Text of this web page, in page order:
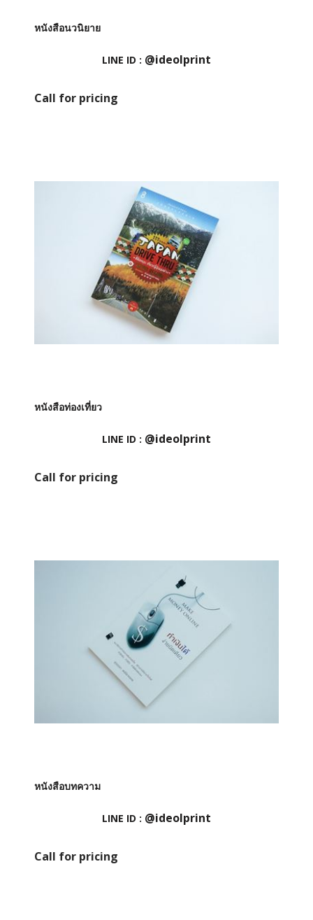
หนังสือนวนิยาย
LINE ID : @ideolprint
Call for pricing
หนังสือท่องเที่ยว
LINE ID : @ideolprint
Call for pricing
หนังสือบทความ
LINE ID : @ideolprint
Call for pricing